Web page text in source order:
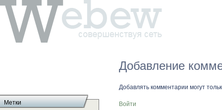
Добавление
Добавлять комментарии могут
Войти
Метки